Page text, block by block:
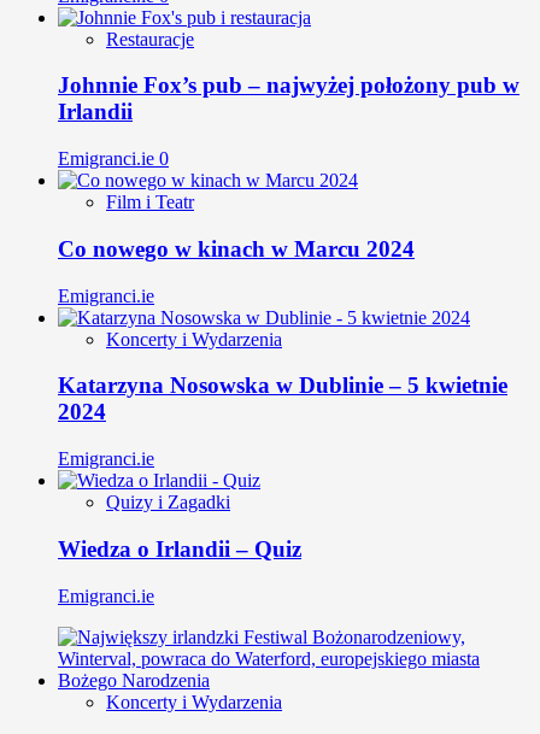
Restauracje
Johnnie Fox’s pub – najwyżej położony pub w
Irlandii
Emigranci.ie 0
Film i Teatr
Co nowego w kinach w Marcu 2024
Emigranci.ie
Koncerty i Wydarzenia
Katarzyna Nosowska w Dublinie – 5 kwietnie
2024
Emigranci.ie
Quizy i Zagadki
Wiedza o Irlandii – Quiz
Emigranci.ie
Koncerty i Wydarzenia